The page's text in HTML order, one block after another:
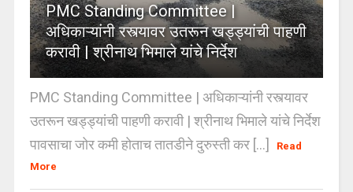
PMC Standing Committee |
अधिकाऱ्यांनी रस्त्यावर उतरून खड्ड्यांची पाहणी
करावी | श्रीनाथ भिमाले यांचे निर्देश
PMC Standing Committee | अधिकाऱ्यांनी रस्त्यावर
उतरून खड्ड्यांची पाहणी करावी | श्रीनाथ भिमाले यांचे निर्देश
पावसाचा जोर कमी होताच तातडीने दुरुस्ती कर [...]
Read
More